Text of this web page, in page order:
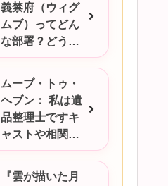
義禁府（ウィグ
ムブ）ってどん
な部署？どうい
うときに対応す
るの？
ムーブ・トゥ・
ヘブン： 私は遺
品整理士ですキ
ャストや相関図
★あらすじをご
紹介/韓国ドラマ
『雲が描いた月